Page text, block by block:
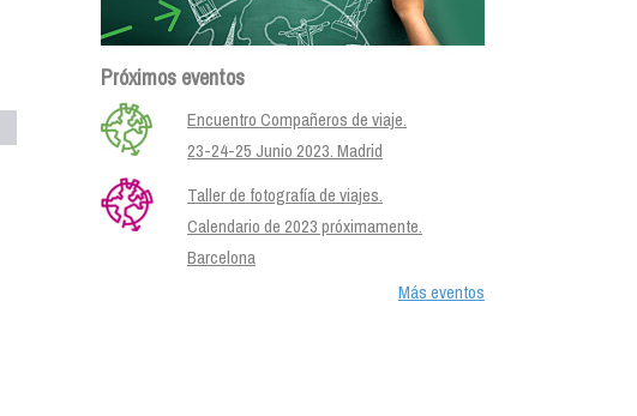
Próximos eventos
Encuentro Compañeros de viaje.
23-24-25 Junio 2023. Madrid
Taller de fotografía de viajes.
Calendario de 2023 próximamente.
Barcelona
Más eventos